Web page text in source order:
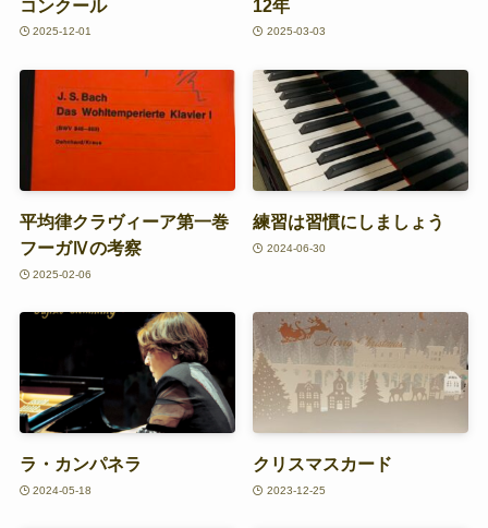
コンクール
2025-12-01
12年
2025-03-03
平均律クラヴィーア第一巻
フーガⅣの考察
2025-02-06
練習は習慣にしましょう
2024-06-30
ラ・カンパネラ
2024-05-18
クリスマスカード
2023-12-25